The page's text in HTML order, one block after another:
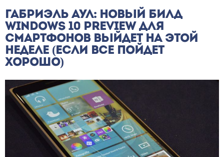
ГАБРИЭЛЬ АУЛ: НОВЫЙ БИЛД
WINDOWS 10 PREVIEW ДЛЯ
СМАРТФОНОВ ВЫЙДЕТ НА ЭТОЙ
НЕДЕЛЕ (ЕСЛИ ВСЕ ПОЙДЕТ
ХОРОШО)